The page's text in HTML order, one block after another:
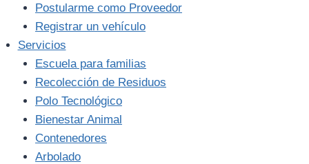
Postularme como Proveedor
Registrar un vehículo
Servicios
Escuela para familias
Recolección de Residuos
Polo Tecnológico
Bienestar Animal
Contenedores
Arbolado